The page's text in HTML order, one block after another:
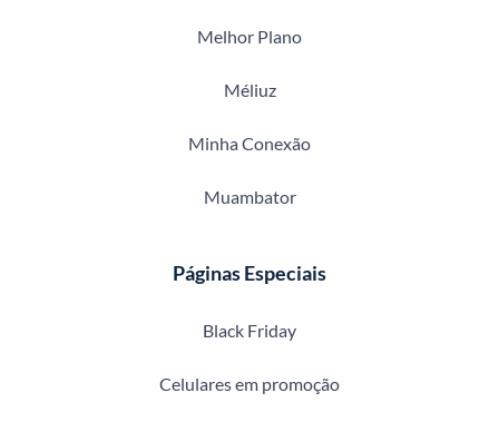
Melhor Plano
Méliuz
Minha Conexão
Muambator
Páginas Especiais
Black Friday
Celulares em promoção